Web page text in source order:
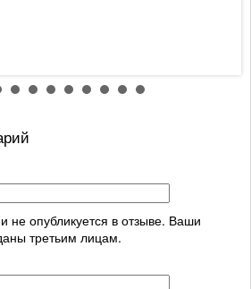
не опубликуется в отзыве. Ваши
третьим лицам.